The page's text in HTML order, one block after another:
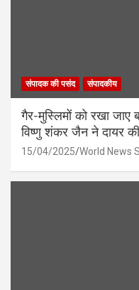
संपादक की पसंद संपादकीय
गैर-मुस्लिमों को रखा
विष्णु शंकर जैन ने दायर की
15/04/2025 World News